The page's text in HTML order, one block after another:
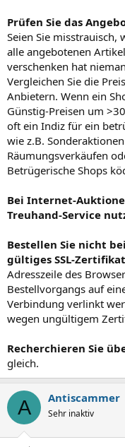
Prüfen Sie das
Seien Sie misstrauisch,
alle angebotenen
verschenken hat
Vergleichen Sie die
Anbietern. Wenn ein
Günstig-Preisen um
oft ein Indiz für ein
wie z.B.
Räumungsverkäufen
Betrügerische Shops
Bei Internet-
Treuhand-Service
Bestellen Sie nicht
gültiges SSL-
Adresszeile des
Bestellvorgangs auf
Verbindung verlinkt
wegen ungültigem
Recherchieren Sie
gleich.
A Antiscammer
Sehr inaktiv